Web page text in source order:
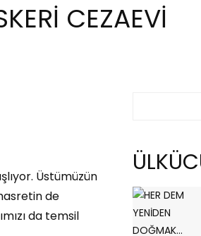
CEZAEVİ
Üstümüzün
de
da temsil